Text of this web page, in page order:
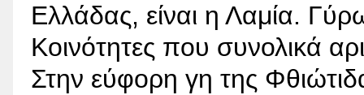
Ελλάδας, είναι η Λαμία.
Κοινότητες που συνολικά
Στην εύφορη γη της